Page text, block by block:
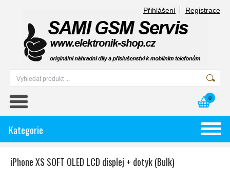
Přihlášení Registrace
0
Kategorie
iPhone XS SOFT OLED LCD displej + dotyk (Bulk)